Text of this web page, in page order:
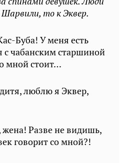
то к Эквер.
Буба! У меня есть
с чабанским старшиной
мной стоит…
люблю я Эквер,
Разве не видишь,
говорит со мной?!